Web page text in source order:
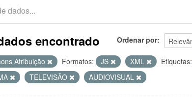
Ordenar por
encontrado
Atribuição Formatos: JS XML Etiquetas:
TELEVISÃO AUDIOVISUAL